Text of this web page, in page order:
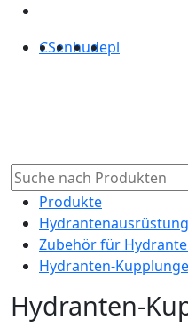
CSenhudepl
Produkte
Zubehör für
Hydranten-
Hydranten-